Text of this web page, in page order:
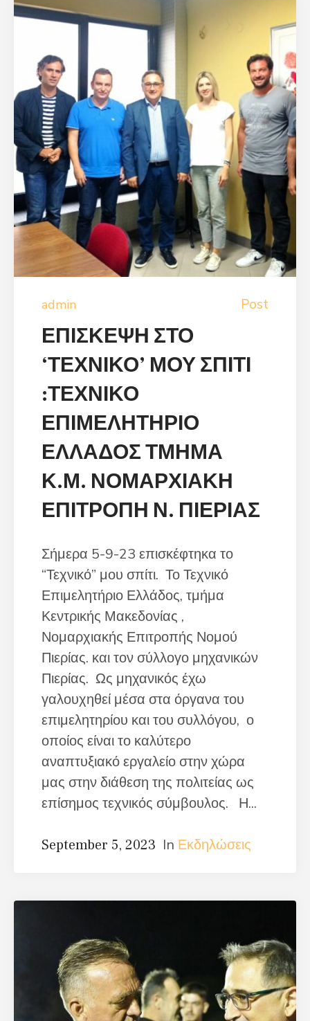
admin Post
ΕΠΙΣΚΕΨΗ ΣΤΟ
‘ΤΕΧΝΙΚΟ’ ΜΟΥ ΣΠΙΤΙ
:ΤΕΧΝΙΚΟ
ΕΠΙΜΕΛΗΤΗΡΙΟ
ΕΛΛΑΔΟΣ ΤΜΗΜΑ
Κ.Μ. ΝΟΜΑΡΧΙΑΚΗ
ΕΠΙΤΡΟΠΗ Ν. ΠΙΕΡΙΑΣ
Σήμερα 5-9-23 επισκέφτηκα το
“Τεχνικό” μου σπίτι. Το Τεχνικό
Επιμελητήριο Ελλάδος, τμήμα
Κεντρικής Μακεδονίας ,
Νομαρχιακής Επιτροπής Νομού
Πιερίας. και τον σύλλογο μηχανικών
Πιερίας. Ως μηχανικός έχω
γαλουχηθεί μέσα στα όργανα του
επιμελητηρίου και του συλλόγου, ο
οποίος είναι το καλύτερο
αναπτυξιακό εργαλείο στην χώρα
μας στην διάθεση της πολιτείας ως
επίσημος τεχνικός σύμβουλος. Η...
September 5, 2023 In Εκδηλώσεις